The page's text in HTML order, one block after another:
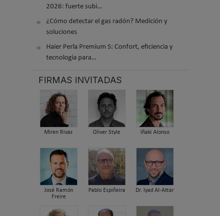
2026: fuerte subi…
¿Cómo detectar el gas radón? Medición y
soluciones
Haier Perla Premium S: Confort, eficiencia y
tecnología para…
FIRMAS INVITADAS
Miren Rivas Oliver Style Iñaki Alonso
José Ramón
Freire
Pablo Espiñeira Dr. Iyad Al-Attar